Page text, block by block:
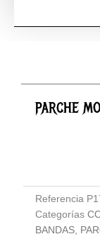
PARCHE
Referencia
Categorías
BANDAS